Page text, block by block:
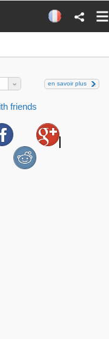
en savoir plus
friends